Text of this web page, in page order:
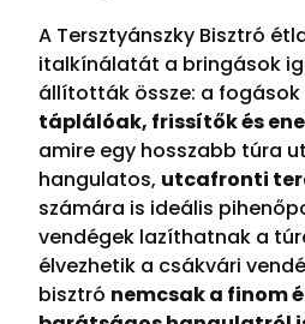
A Tersztyánszky Bisztró
italkínálatát a bringások
állították össze: a fogások
táplálóak, frissítők és
amire egy hosszabb túra
hangulatos, utcafronti
számára is ideális
vendégek lazíthatnak a
élvezhetik a csákvári
bisztró nemcsak a finom